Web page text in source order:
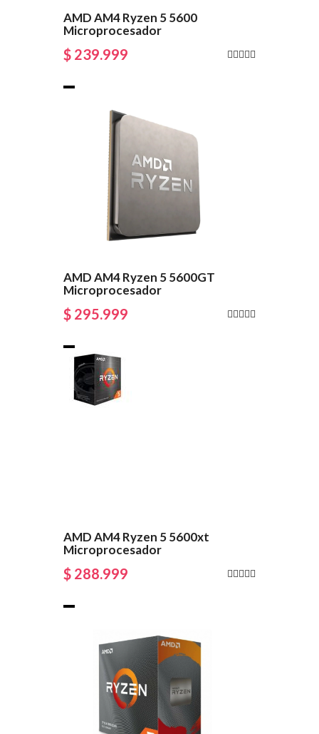
AMD AM4 Ryzen 5 5600
Microprocesador
$ 239.999
AMD AM4 Ryzen 5 5600GT
Microprocesador
$ 295.999
AMD AM4 Ryzen 5 5600xt
Microprocesador
$ 288.999